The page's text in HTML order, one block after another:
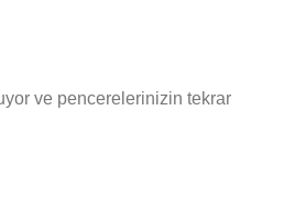
ve pencerelerinizin tekrar